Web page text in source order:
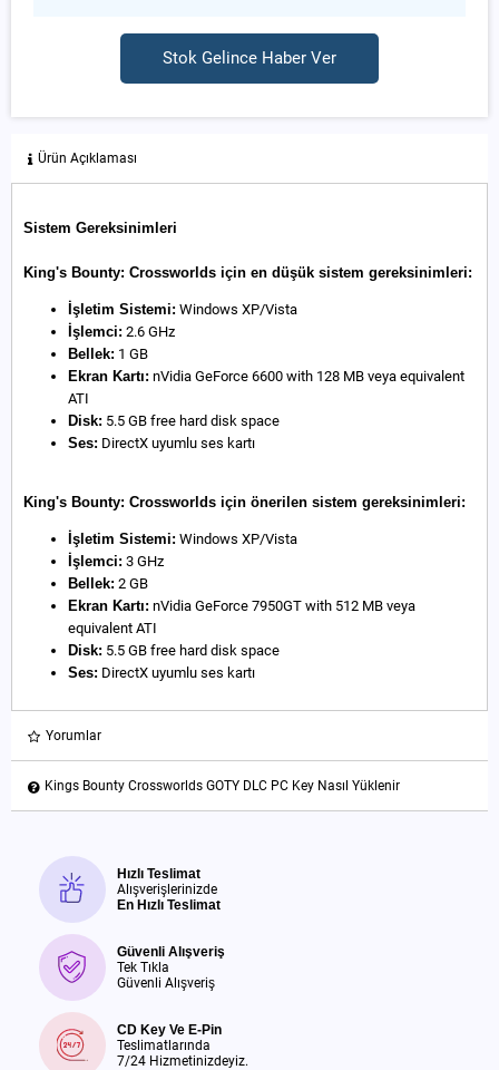
Stok Gelince Haber Ver
Ürün Açıklaması
Sistem Gereksinimleri
King's Bounty: Crossworlds için en düşük sistem gereksinimleri:
İşletim Sistemi: Windows XP/Vista
İşlemci: 2.6 GHz
Bellek: 1 GB
Ekran Kartı: nVidia GeForce 6600 with 128 MB veya equivalent
ATI
Disk: 5.5 GB free hard disk space
Ses: DirectX uyumlu ses kartı
King's Bounty: Crossworlds için önerilen sistem gereksinimleri:
İşletim Sistemi: Windows XP/Vista
İşlemci: 3 GHz
Bellek: 2 GB
Ekran Kartı: nVidia GeForce 7950GT with 512 MB veya
equivalent ATI
Disk: 5.5 GB free hard disk space
Ses: DirectX uyumlu ses kartı
Yorumlar
Kings Bounty Crossworlds GOTY DLC PC Key Nasıl Yüklenir
Hızlı Teslimat
Alışverişlerinizde
En Hızlı Teslimat
Güvenli Alışveriş
Tek Tıkla
Güvenli Alışveriş
CD Key Ve E-Pin
Teslimatlarında
7/24 Hizmetinizdeyiz.